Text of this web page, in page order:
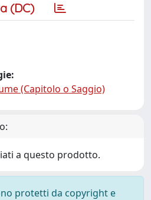
(DC)
(Capitolo o Saggio)
a questo prodotto.
protetti da copyright e